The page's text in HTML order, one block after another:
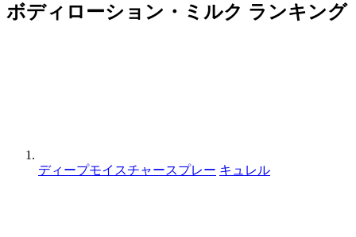
ボディローション・ミルク ランキング
ディープモイスチャースプレー キュレル